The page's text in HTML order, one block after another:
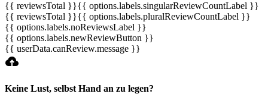
{{ reviewsTotal }}{{ options.labels.singularReviewCountLabel }}
{{ reviewsTotal }}{{ options.labels.pluralReviewCountLabel }}
{{ options.labels.noReviewsLabel }}
{{ options.labels.newReviewButton }}
{{ userData.canReview.message }}
Keine Lust, selbst Hand an zu legen?